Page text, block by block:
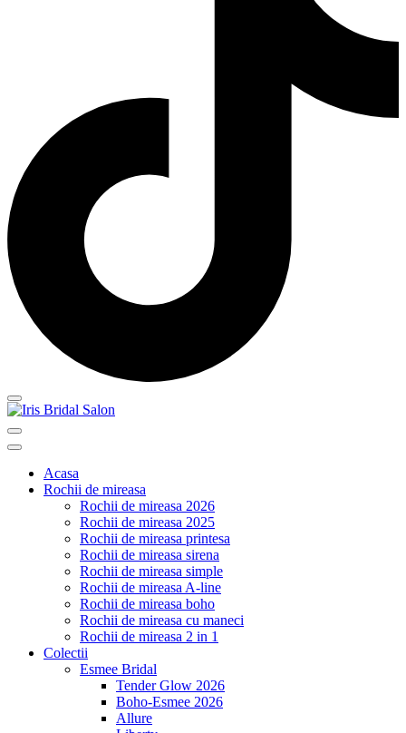
Acasa
Rochii de mireasa
Rochii de mireasa 2026
Rochii de mireasa 2025
Rochii de mireasa printesa
Rochii de mireasa sirena
Rochii de mireasa simple
Rochii de mireasa A-line
Rochii de mireasa boho
Rochii de mireasa cu maneci
Rochii de mireasa 2 in 1
Colectii
Esmee Bridal
Tender Glow 2026
Boho-Esmee 2026
Allure